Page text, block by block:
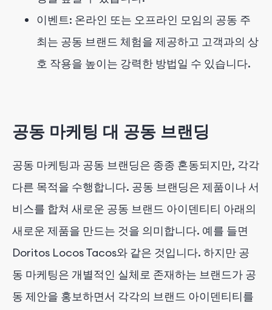
이벤트: 온라인 또는 오프라인 모임의 공동 주
최는 공동 브랜드 체험을 제공하고 고객과의 상
호 작용을 높이는 강력한 방법일 수 있습니다.
공동 마케팅 대 공동 브랜딩
공동 마케팅과 공동 브랜딩은 종종 혼동되지만, 각각
다른 목적을 수행합니다. 공동 브랜딩은 제품이나 서
비스를 합쳐 새로운 공동 브랜드 아이덴티티 아래의
새로운 제품을 만드는 것을 의미합니다. 예를 들면
Doritos Locos Tacos와 같은 것입니다. 하지만 공
동 마케팅은 개별적인 실체로 존재하는 브랜드가 공
동 제안을 홍보하면서 각각의 브랜드 아이덴티티를